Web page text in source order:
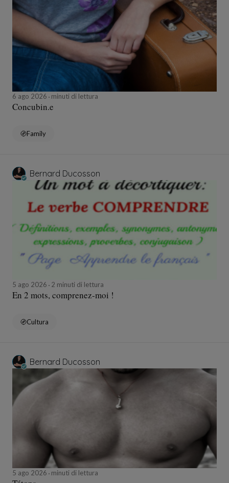
6 ago 2026 minuti di lettura
Concubin.e
Family
Bernard Ducosson
5 ago 2026 2 minuti di lettura
En 2 mots, comprenez-moi !
Cultura
Bernard Ducosson
5 ago 2026 minuti di lettura